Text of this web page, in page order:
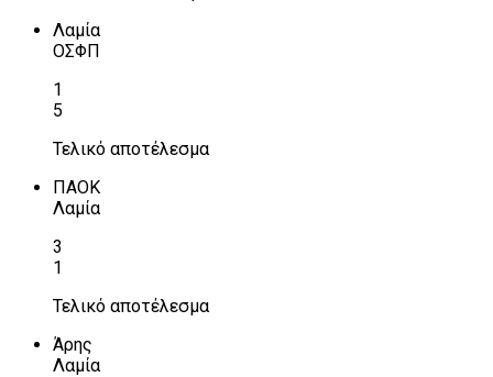
Λαμία
ΟΣΦΠ
1
5
Τελικό αποτέλεσμα
ΠΑΟΚ
Λαμία
3
1
Τελικό αποτέλεσμα
Άρης
Λαμία